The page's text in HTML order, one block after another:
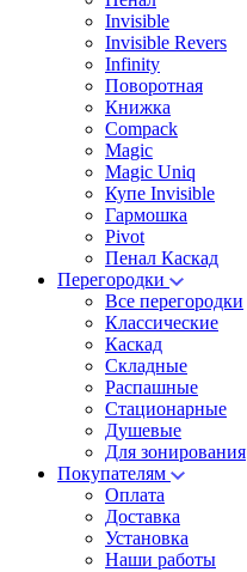
Invisible
Invisible Revers
Infinity
Поворотная
Книжка
Compack
Magic
Magic Uniq
Купе Invisible
Гармошка
Pivot
Пенал Каскад
Перегородки
Все перегородки
Классические
Каскад
Складные
Распашные
Стационарные
Душевые
Для зонирования
Покупателям
Оплата
Доставка
Установка
Наши работы